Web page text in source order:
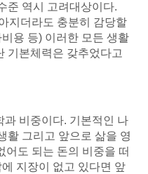
준 역시 고려대상이다.
지더라도 충분히 감당할
용 등) 이러한 모든 생활
기본체력은 갖추었다고
과 비중이다. 기본적인 나
활 그리고 앞으로 삶을 영
어도 되는 돈의 비중을 떠
지장이 없고 있다면 앞